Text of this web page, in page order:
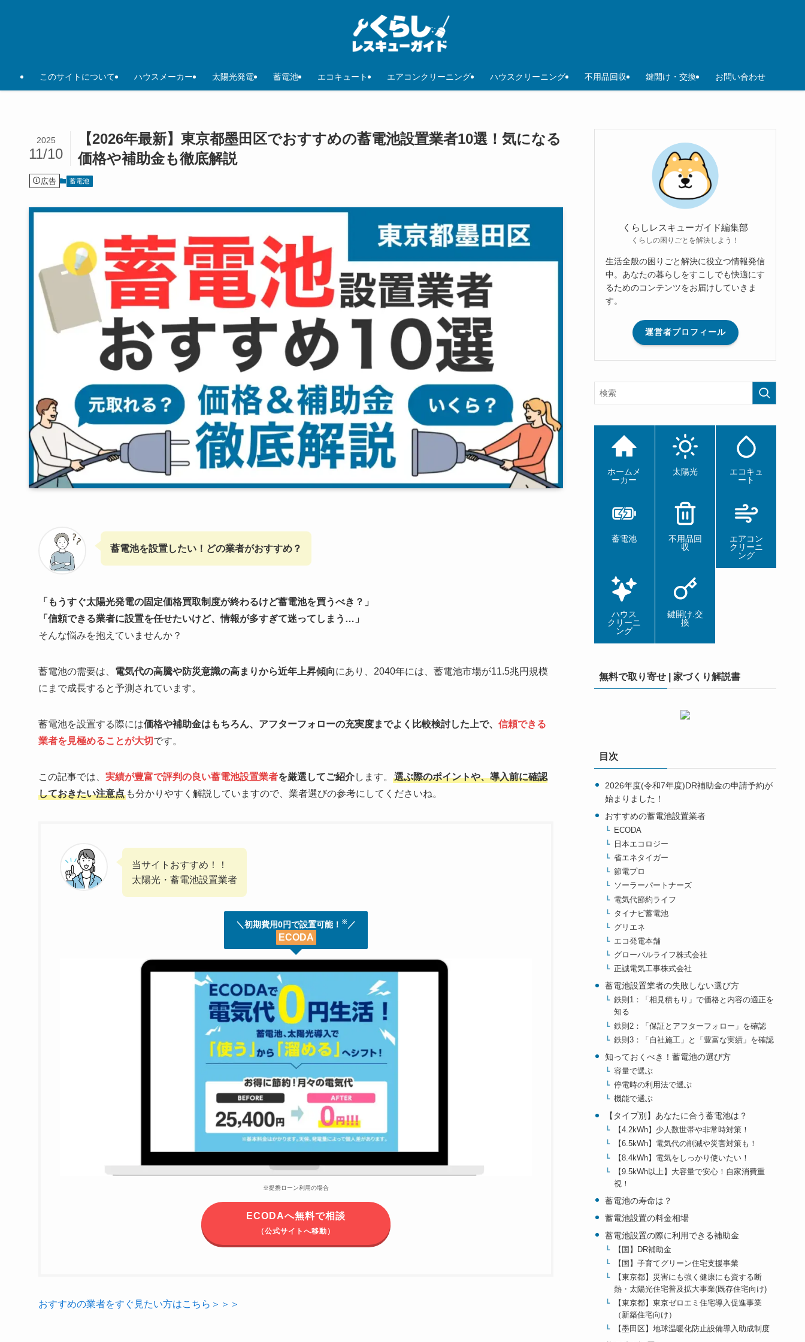
このサイトについて ハウスメーカー 太陽光発電 蓄電池 エコキュート エアコンクリーニング ハウスクリーニング 不用品回収 鍵開け・交換 お問い合わせ
【2026年最新】東京都墨田区でおすすめの蓄電池設置業者10選！気になる
価格や補助金も徹底解説
2025
11/10
広告 蓄電池
蓄電池を設置したい！どの業者がおすすめ？
「もうすぐ太陽光発電の固定価格買取制度が終わるけど蓄電池を買うべき？」
「信頼できる業者に設置を任せたいけど、情報が多すぎて迷ってしまう…」
そんな悩みを抱えていませんか？
蓄電池の需要は、 電気代の高騰や防災意識の高まりから近年上昇傾向にあり、2040年には、蓄電池市場が11.5兆円規模
にまで成長すると予測されています。
蓄電池を設置する際には価格や補助金はもちろん、アフターフォローの充実度までよく比較検討した上で、 信頼できる
業者を見極めることが大切 です。
この記事では、 実績が豊富で評判の良い蓄電池設置業者を厳選してご紹介します。
選ぶ際のポイントや、導入前に確認
しておきたい注意点 も分かりやすく解説していますので、業者選びの参考にしてくださいね。
当サイトおすすめ！！
太陽光・蓄電池設置業者
＼初期費用0円で設置可能！ ※ ／
ECODA
※提携ローン利用の場合
ECODAへ無料で相談
（公式サイトへ移動）
おすすめの業者をすぐ見たい方はこちら＞＞＞
くらしレスキューガイド編集部
くらしの困りごとを解決しよう！
生活全般の困りごと解決に役立つ情報発信
中。あなたの暮らしをすこしでも快適にす
るためのコンテンツをお届けしていきま
す。
運営者プロフィール
ホームメ
ーカー
太陽光
エコキュ
ート
蓄電池
不用品回
収
エアコン
クリーニ
ング
ハウス
クリーニ
ング
鍵開け.交
換
無料で取り寄せ | 家づくり解説書
目次
2026年度(令和7年度)DR補助金の申請予約が
始まりました！
おすすめの蓄電池設置業者
ECODA
日本エコロジー
省エネタイガー
節電プロ
ソーラーパートナーズ
電気代節約ライフ
タイナビ蓄電池
グリエネ
エコ発電本舗
グローバルライフ株式会社
正誠電気工事株式会社
蓄電池設置業者の失敗しない選び方
鉄則1：「相見積もり」で価格と内容の適正を
知る
鉄則2：「保証とアフターフォロー」を確認
鉄則3：「自社施工」と「豊富な実績」を確認
知っておくべき！蓄電池の選び方
容量で選ぶ
停電時の利用法で選ぶ
機能で選ぶ
【タイプ別】あなたに合う蓄電池は？
【4.2kWh】少人数世帯や非常時対策！
【6.5kWh】電気代の削減や災害対策も！
【8.4kWh】電気をしっかり使いたい！
【9.5kWh以上】大容量で安心！自家消費重
視！
蓄電池の寿命は？
蓄電池設置の料金相場
蓄電池設置の際に利用できる補助金
【国】DR補助金
【国】子育てグリーン住宅支援事業
【東京都】災害にも強く健康にも資する断
熱・太陽光住宅普及拡大事業(既存住宅向け)
【東京都】東京ゼロエミ住宅導入促進事業
（新築住宅向け）
【墨田区】地球温暖化防止設備導入助成制度